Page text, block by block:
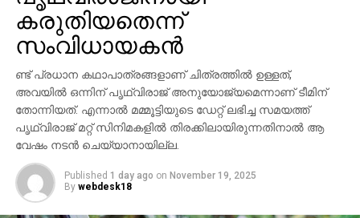
സാന്നിധ്യം ഇവന്റിനെ ദേശീയ തലത്തില്‍ തന്നെ
ശ്രദ്ധേയമാക്കി. ചിത്രത്തില്‍ പ്രിയങ്ക ചോപ്ര
മന്ദാകിനിയായി, പൃഥ്വിരാജ് സുകുമാരന്‍ കുംബയായി
പ്രത്യക്ഷപ്പെടും. 2027ലെ സങ്ക്രാന്തി റിലീസിനായി
‘വാരണസി’ ഒരുക്കപ്പെടുന്നുണ്ട്. എന്നാല്‍
ചിത്രത്തെക്കാള്‍ വലിയ ചര്‍ച്ചയാകുന്നത്
സംവിധായകന്റെ പ്രസ്താവനയും അതിനുശേഷം
ഉയര്‍ന്ന പ്രതിഷേധങ്ങളുമാണ്.
കരുതിയതെന്ന്
സംവിധായകന്‍
ണ്ട് പ്രധാന കഥാപാത്രങ്ങളാണ് ചിത്രത്തില്‍ ഉള്ളത്,
അവയില്‍ ഒന്നിന് പൃഥ്വിരാജ് അനുയോജ്യമെന്നാണ് ടീമിന്
തോന്നിയത്. എന്നാല്‍ മമ്മൂട്ടിയുടെ ഡേറ്റ് ലഭിച്ച സമയത്ത്
പൃഥ്വിരാജ് മറ്റ് സിനിമകളില്‍ തിരക്കിലായിരുന്നതിനാല്‍ ആ
വേഷം നടന്‍ ചെയ്യാനായില്ല.
Published 1 day ago on November 19, 2025
By webdesk18